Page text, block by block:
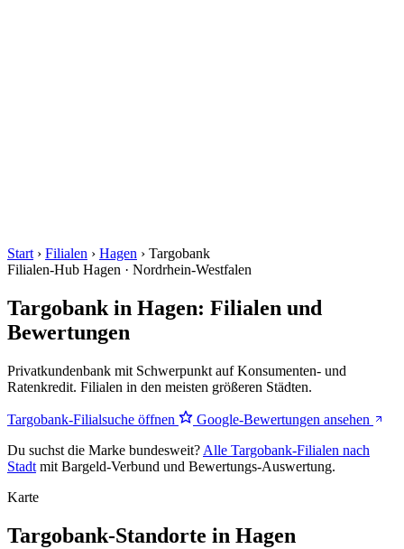
Start › Filialen › Hagen › Targobank
Filialen-Hub Hagen · Nordrhein-Westfalen
Targobank in Hagen: Filialen und
Bewertungen
Privatkundenbank mit Schwerpunkt auf Konsumenten- und
Ratenkredit. Filialen in den meisten größeren Städten.
Targobank-Filialsuche öffnen
Google-Bewertungen ansehen
Du suchst die Marke bundesweit? Alle Targobank-Filialen nach
Stadt mit Bargeld-Verbund und Bewertungs-Auswertung.
Karte
Targobank-Standorte in Hagen